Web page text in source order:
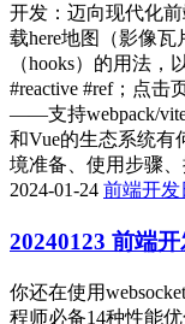
开发：迈向现代化前
载here地图（影像瓦
（hooks）的用法，
#reactive #ref；点
——支持webpack/vite/
和Vue的生态系统有
境准备、使用步骤
2024-01-24 前端开发
20240123 前端
你还在使用
程师必备14种性能